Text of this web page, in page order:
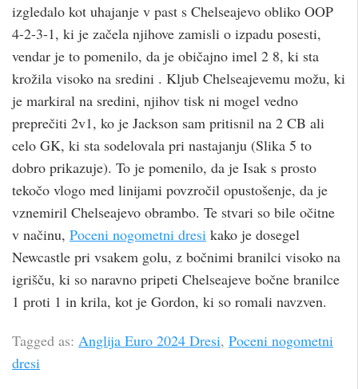
izgledalo kot uhajanje v past s Chelseajevo obliko OOP
4-2-3-1, ki je začela njihove zamisli o izpadu posesti,
vendar je to pomenilo, da je običajno imel 2 8, ki sta
krožila visoko na sredini . Kljub Chelseajevemu možu, ki
je markiral na sredini, njihov tisk ni mogel vedno
preprečiti 2v1, ko je Jackson sam pritisnil na 2 CB ali
celo GK, ki sta sodelovala pri nastajanju (Slika 5 to
dobro prikazuje). To je pomenilo, da je Isak s prosto
tekočo vlogo med linijami povzročil opustošenje, da je
vznemiril Chelseajevo obrambo. Te stvari so bile očitne
v načinu, Poceni nogometni dresi kako je dosegel
Newcastle pri vsakem golu, z bočnimi branilci visoko na
igrišču, ki so naravno pripeti Chelseajeve bočne branilce
1 proti 1 in krila, kot je Gordon, ki so romali navzven.
Tagged as: Anglija Euro 2024 Dresi, Poceni nogometni
dresi